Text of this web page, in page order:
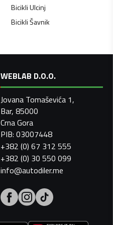
BicikliUlcinj
BicikliŠavnik
WEBLAB D.O.O.
Jovana Tomaševića 1,
Bar, 85000
Crna Gora
PIB: 03007448
+382 (0) 67 312 555
+382 (0) 30 550 099
info@autodiler.me